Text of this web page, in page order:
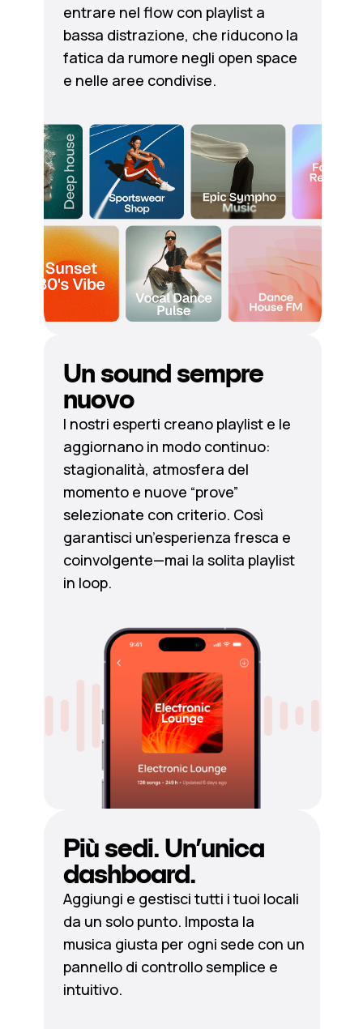
entrare nel flow con playlist a
bassa distrazione, che riducono la
fatica da rumore negli open space
e nelle aree condivise.
Un sound sempre
nuovo
I nostri esperti creano playlist e le
aggiornano in modo continuo:
stagionalità, atmosfera del
momento e nuove “prove”
selezionate con criterio. Così
garantisci un’esperienza fresca e
coinvolgente—mai la solita playlist
in loop.
Più sedi. Un’unica
dashboard.
Aggiungi e gestisci tutti i tuoi locali
da un solo punto. Imposta la
musica giusta per ogni sede con un
pannello di controllo semplice e
intuitivo.